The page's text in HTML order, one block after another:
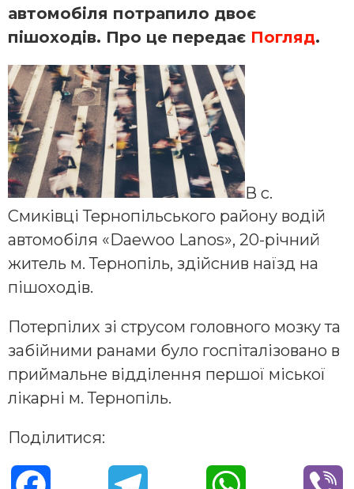
автомобіля потрапило двоє
пішоходів. Про це передає Погляд.
В с.
Смиківці Тернопільського району водій
автомобіля «Daewoo Lanos», 20-річний
житель м. Тернопіль, здійснив наїзд на
пішоходів.
Потерпілих зі струсом головного мозку та
забійними ранами було госпіталізовано в
приймальне відділення першої міської
лікарні м. Тернопіль.
Поділитися: